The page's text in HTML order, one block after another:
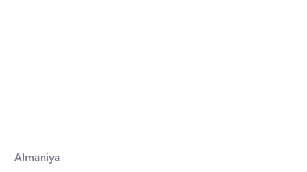
Almaniya